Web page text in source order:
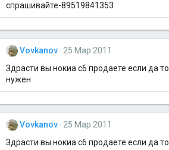
спрашивайте-89519841353
Vovkanov 25 Мар 2011
Здрасти вы нокиа c6 продаете если да
нужен
Vovkanov
25 Мар 2011
Здрасти вы нокиа c6 продаете если да